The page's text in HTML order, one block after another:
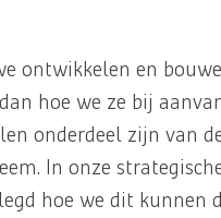
ontwikkelen en
hoe we ze bij
onderdeel zijn van
In onze
hoe we dit kunnen